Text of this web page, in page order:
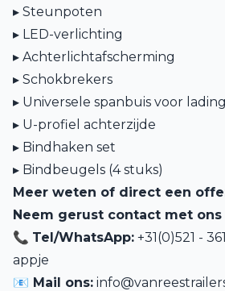
▸ Steunpoten
▸ LED-verlichting
▸ Achterlichtafscherming
▸ Schokbrekers
▸ Universele spanbuis voor
▸ U-profiel achterzijde
▸ Bindhaken set
▸ Bindbeugels (4 stuks)
Meer weten of direct een
Neem gerust contact met ons
📞 Tel/WhatsApp: +31(0)521 -
appje
📧 Mail ons: